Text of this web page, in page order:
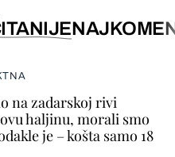
na zadarskoj rivi
haljinu, morali smo
je – košta samo 18